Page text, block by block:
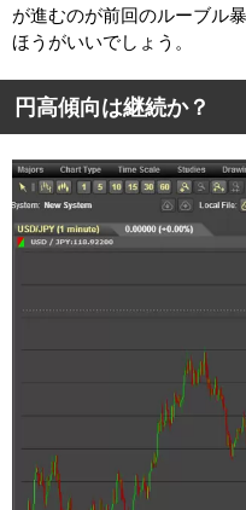
が進むのが前回のルーブル
ほうがいいでしょう。
円高傾向は継続か？